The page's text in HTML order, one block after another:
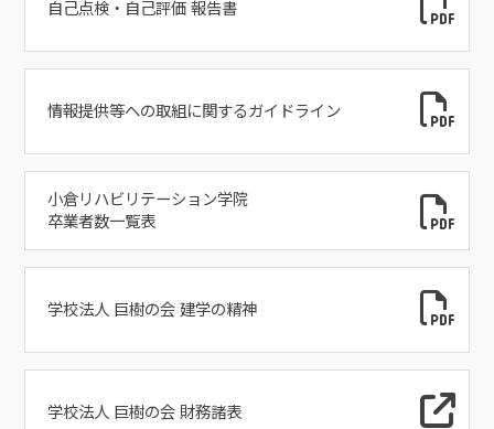
自己点検・自己評価 報告書
情報提供等への取組に関するガイドライン
小倉リハビリテーション学院
卒業者数一覧表
学校法人 巨樹の会 建学の精神
学校法人 巨樹の会 財務諸表